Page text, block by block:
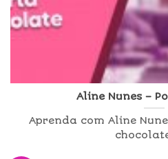
Aline Nunes –
Aprenda com Aline